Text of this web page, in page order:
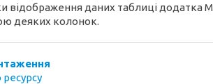
відображення даних таблиці додатка
деяких колонок.